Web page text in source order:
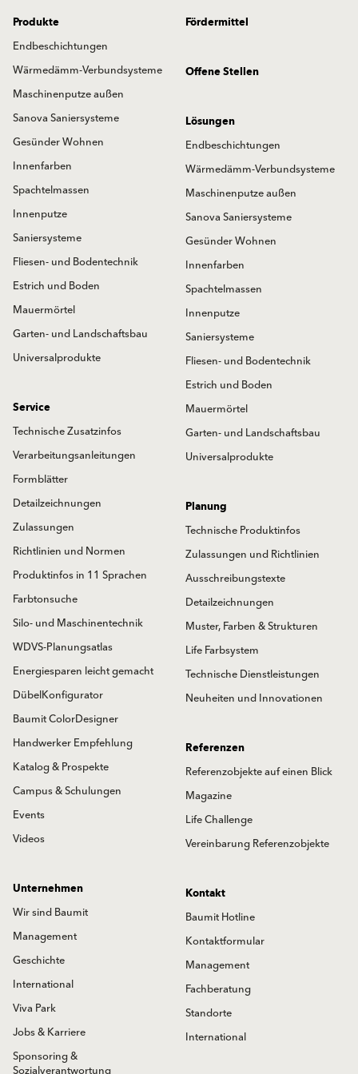
Produkte
Endbeschichtungen
Wärmedämm-Verbundsysteme
Maschinenputze außen
Sanova Saniersysteme
Gesünder Wohnen
Innenfarben
Spachtelmassen
Innenputze
Saniersysteme
Fliesen- und Bodentechnik
Estrich und Boden
Mauermörtel
Garten- und Landschaftsbau
Universalprodukte
Fördermittel
Offene Stellen
Lösungen
Endbeschichtungen
Wärmedämm-Verbundsysteme
Maschinenputze außen
Sanova Saniersysteme
Gesünder Wohnen
Innenfarben
Spachtelmassen
Innenputze
Saniersysteme
Fliesen- und Bodentechnik
Estrich und Boden
Mauermörtel
Garten- und Landschaftsbau
Universalprodukte
Service
Technische Zusatzinfos
Verarbeitungsanleitungen
Formblätter
Detailzeichnungen
Zulassungen
Richtlinien und Normen
Produktinfos in 11 Sprachen
Farbtonsuche
Silo- und Maschinentechnik
WDVS-Planungsatlas
Energiesparen leicht gemacht
DübelKonfigurator
Baumit ColorDesigner
Handwerker Empfehlung
Katalog & Prospekte
Campus & Schulungen
Events
Videos
Planung
Technische Produktinfos
Zulassungen und Richtlinien
Ausschreibungstexte
Detailzeichnungen
Muster, Farben & Strukturen
Life Farbsystem
Technische Dienstleistungen
Neuheiten und Innovationen
Referenzen
Referenzobjekte auf einen Blick
Magazine
Life Challenge
Vereinbarung Referenzobjekte
Unternehmen
Wir sind Baumit
Management
Geschichte
International
Viva Park
Jobs & Karriere
Sponsoring &
Kontakt
Baumit Hotline
Kontaktformular
Management
Fachberatung
Standorte
International